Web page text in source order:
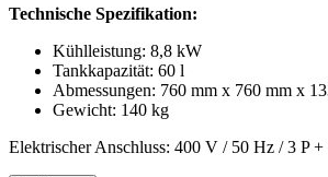
Technische Spezifikation:
Kühlleistung: 8,8 kW
Tankkapazität: 60 l
Abmessungen: 760 mm x 760 mm x
Gewicht: 140 kg
Elektrischer Anschluss: 400 V / 50 Hz / 3 P